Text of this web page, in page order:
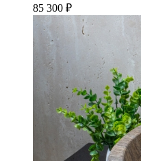
85 300 ₽